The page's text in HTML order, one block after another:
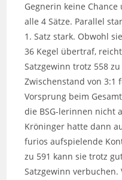
Gegnerin keine
alle 4 Sätze. Parallel
1. Satz stark. Obwohl
36 Kegel übertraf,
Satzgewinn trotz 558
Zwischenstand von 3:1
Vorsprung beim
die BSG-lerinnen nicht
Kröninger hatte dann
furios aufspielende
zu 591 kann sie trotz
Satzgewinn